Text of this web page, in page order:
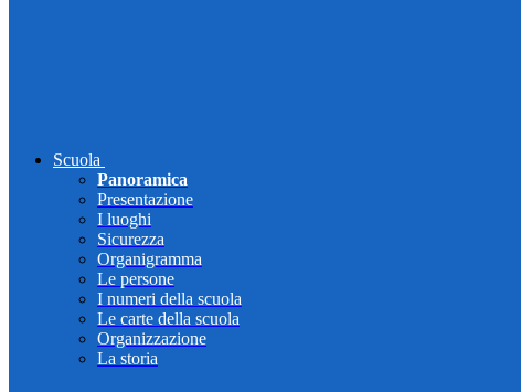
Scuola
Panoramica
Presentazione
I luoghi
Sicurezza
Organigramma
Le persone
I numeri della scuola
Le carte della scuola
Organizzazione
La storia